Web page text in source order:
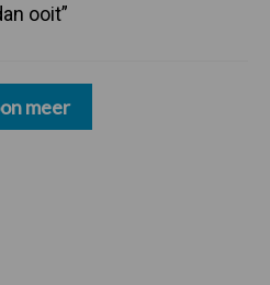
ooit”
meer